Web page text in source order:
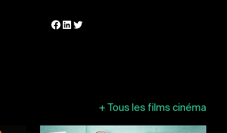
Facebook
LinkedIn
Twitter
+ Tous les films cinéma